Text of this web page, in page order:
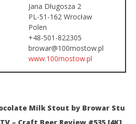
Jana Długosza 2
PL-51-162 Wrocław
Polen
+48-501-822305
browar@100mostow.pl
www.100mostow.pl
Milk Stout by Browar Stu